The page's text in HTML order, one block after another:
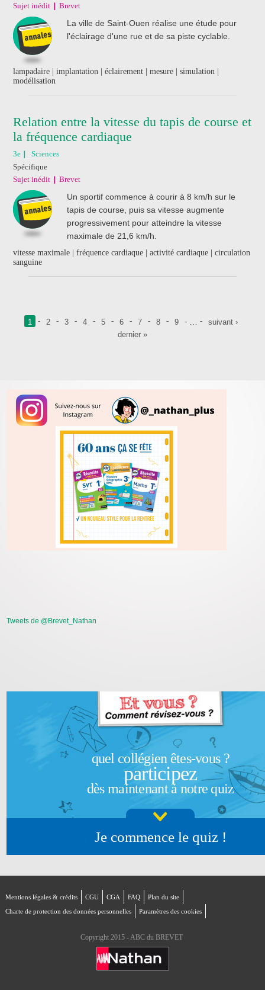
Sujet inédit
Brevet
La ville de Saint-Ouen réalise une étude pour
l'éclairage d'une rue et de sa piste cyclable.
lampadaire | implantation | éclairement | mesure | simulation |
modélisation
Relation entre la vitesse du tapis de course et
la fréquence cardiaque
3e
Sciences
Spécifique
Sujet inédit
Brevet
Un sportif commence à courir à 8 km/h sur le
tapis de course, puis sa vitesse augmente
progressivement pour atteindre la vitesse
maximale de 21,6 km/h.
vitesse maximale | fréquence cardiaque | activité cardiaque | circulation
sanguine
Pages
1 2 3 4 5 6 7 8 9
suivant ›
dernier »
Tweets de @Brevet_Nathan
quel collégien êtes-vous ?
participez
dès maintenant à notre quiz
Je commence le quiz !
Mentions légales & crédits CGU CGA FAQ
Plan du site
Charte de protection des données personnelles
Paramètres des cookies
Copyright 2015 - ABC du BREVET